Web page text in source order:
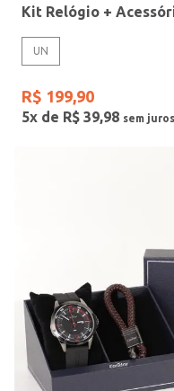
UN
R$ 199,90
5x de R$ 39,98